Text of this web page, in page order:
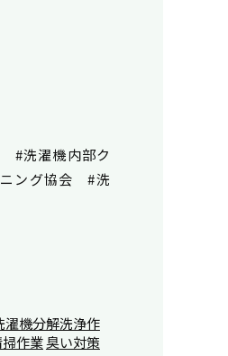
洗濯機内部ク
ング協会 #洗
濯機分解洗浄作
作業臭い対策